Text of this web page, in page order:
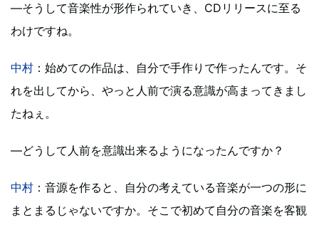
―そうして音楽性が形作られていき、CDリリースに至る
わけですね。
中村 ：始めての作品は、自分で手作りで作ったんです。そ
れを出してから、やっと人前で演る意識が高まってきまし
たねぇ。
―どうして人前を意識出来るようになったんですか？
中村 ：音源を作ると、自分の考えている音楽が一つの形に
まとまるじゃないですか。そこで初めて自分の音楽を客観